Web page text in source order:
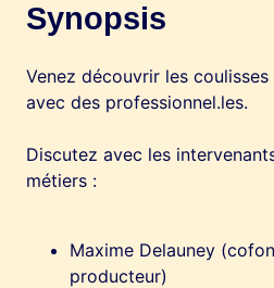
Synopsis
Venez découvrir les
avec des professionnel.les.
Discutez avec les
métiers :
Maxime Delauney
producteur)